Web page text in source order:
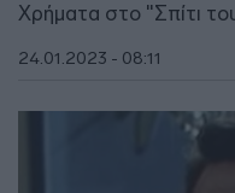
Χρήματα στο "Σπίτι
24.01.2023 - 08:11